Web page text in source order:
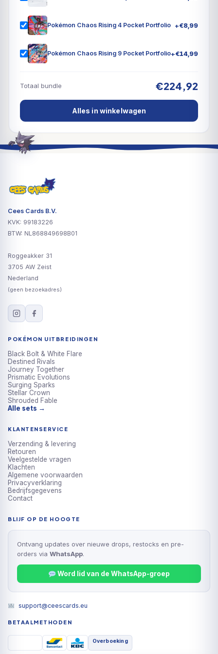
Pokémon Chaos Rising 4 Pocket Portfolio +€8,99
Pokémon Chaos Rising 9 Pocket Portfolio+€14,99
Totaal bundle €224,92
Alles in winkelwagen
Cees Cards B.V.
KVK: 99183226
BTW: NL868849698B01
Roggeakker 31
3705 AW Zeist
Nederland
(geen bezoekadres)
POKÉMON UITBREIDINGEN
Black Bolt & White Flare
Destined Rivals
Journey Together
Prismatic Evolutions
Surging Sparks
Stellar Crown
Shrouded Fable
Alle sets →
KLANTENSERVICE
Verzending & levering
Retouren
Veelgestelde vragen
Klachten
Algemene voorwaarden
Privacyverklaring
Bedrijfsgegevens
Contact
BLIJF OP DE HOOGTE
Ontvang updates over nieuwe drops, restocks en pre-
orders via WhatsApp.
Word lid van de WhatsApp-groep
support@ceescards.eu
BETAALMETHODEN
Overboeking